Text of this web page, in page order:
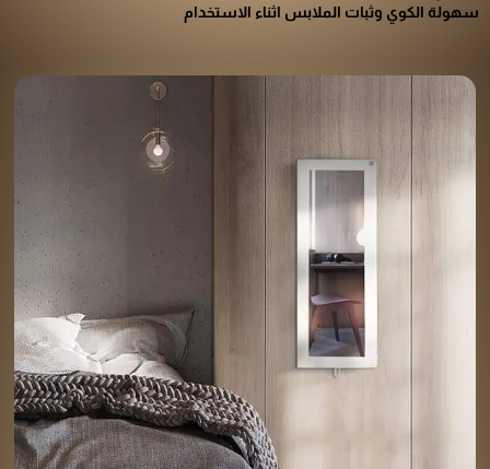
سهولة الكوي وثبات الملابس اثناء الاستخدام